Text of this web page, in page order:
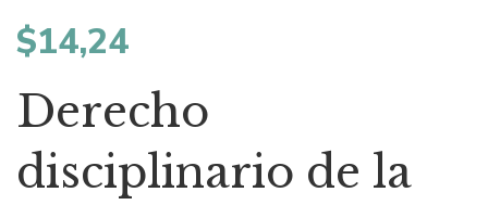
$14,24
Derecho
disciplinario de la